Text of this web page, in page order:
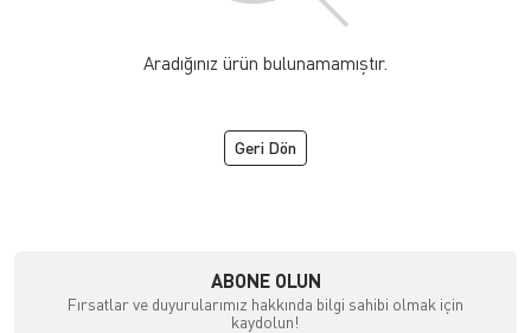
Aradığınız ürün bulunamamıştır.
Geri Dön
ABONE OLUN
Fırsatlar ve duyurularımız hakkında bilgi sahibi olmak için
kaydolun!